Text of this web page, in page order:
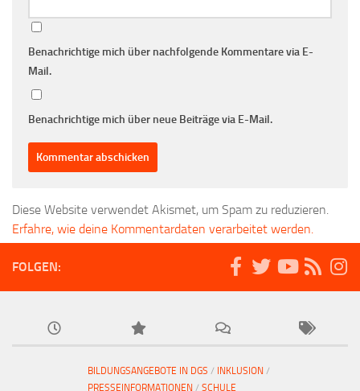
Benachrichtige mich über nachfolgende Kommentare via E-
Mail.
Benachrichtige mich über neue Beiträge via E-Mail.
Diese Website verwendet Akismet, um Spam zu reduzieren.
Erfahre, wie deine Kommentardaten verarbeitet werden.
FOLGEN:
BILDUNGSANGEBOTE IN DGS / INKLUSION /
PRESSEINFORMATIONEN / SCHULE